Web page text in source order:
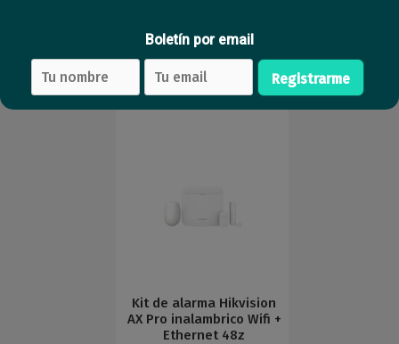
USD329,23 USD289,90
Kit de alarma Hikvision
AX Pro inalambrico Wifi +
Ethernet 48z
Boletín por email
Registrarme